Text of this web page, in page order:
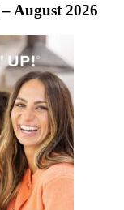
August 2026